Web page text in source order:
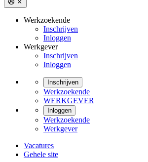
Werkzoekende
Inschrijven
Inloggen
Werkgever
Inschrijven
Inloggen
Inschrijven
Werkzoekende
WERKGEVER
Inloggen
Werkzoekende
Werkgever
Vacatures
Gehele site